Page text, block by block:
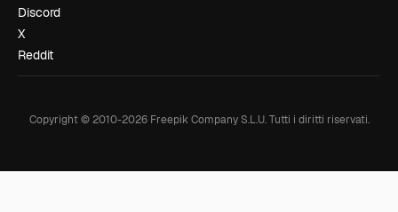
Discord
X
Reddit
Copyright © 2010-2026Freepik Company S.L.U. Tutti i diritti riservati.